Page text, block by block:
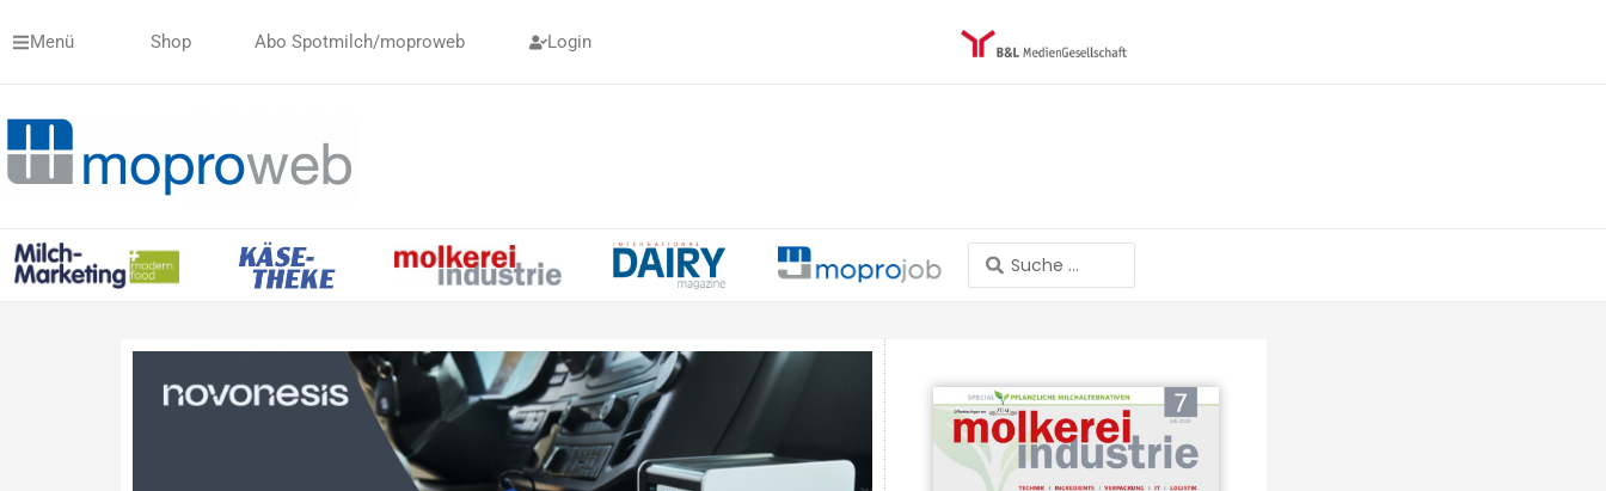
InhaltMenü Shop Abo Spotmilch/moproweb Login
Search
...